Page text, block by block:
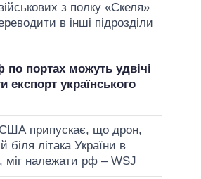
з полку «Скеля»
в інші підрозділи
по портах можуть удвічі
експорт українського
США припускає, що дрон,
біля літака України в
міг належати рф – WSJ